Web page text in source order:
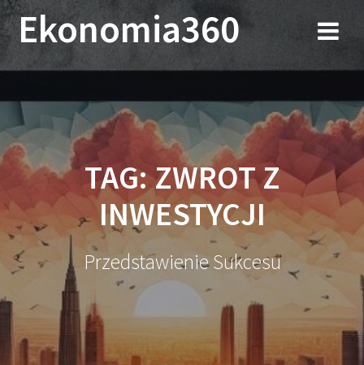
do
treści
Ekonomia360
TAG:ZWROT Z
INWESTYCJI
Przedstawienie Sukcesu